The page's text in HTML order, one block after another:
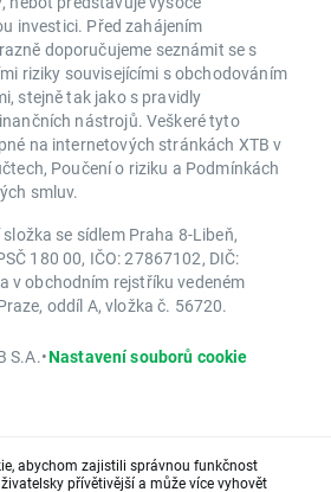
investici. Před zahájením
doporučujeme seznámit se s
riziky souvisejícími s obchodováním
stejně tak jako s pravidly
nástrojů. Veškeré tyto
na internetových stránkách XTB v
Poučení o riziku a Podmínkách
smluv.
se sídlem Praha 8-Libeň,
180 00, IČO: 27867102, DIČ:
v obchodním rejstříku vedeném
oddíl A, vložka č. 56720.
S.A.•Nastavení souborů cookie
abychom zajistili správnou funkčnost
přívětivější a může více vyhovět